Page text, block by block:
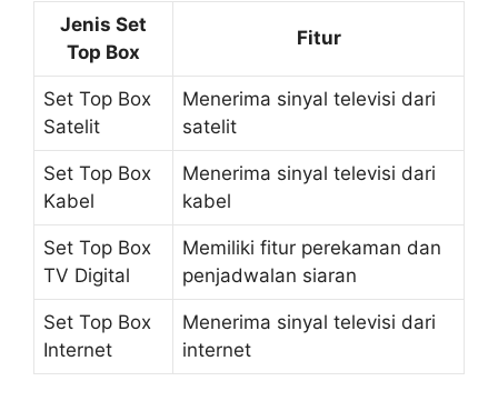
Jenis Set
Top Box
Fitur
Set Top Box
Satelit
Menerima sinyal televisi dari
satelit
Set Top Box
Kabel
Menerima sinyal televisi dari
kabel
Set Top Box
TV Digital
Memiliki fitur perekaman dan
penjadwalan siaran
Set Top Box
Internet
Menerima sinyal televisi dari
internet